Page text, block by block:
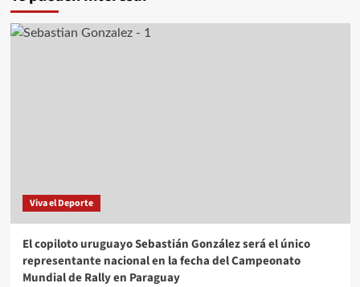
Viva el Deporte
El copiloto uruguayo Sebastián González será el único
representante nacional en la fecha del Campeonato
Mundial de Rally en Paraguay